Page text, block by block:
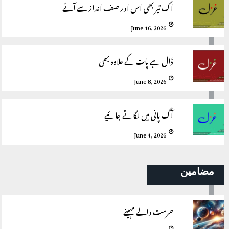
اک تیر بھی اس اور صف انداز سے آئے
June 16, 2026
ڈال ہے پات کے علاوہ بھی
June 8, 2026
آگ پانی میں لگاتے جائیے
June 4, 2026
مضامین
حرمت والے مہینے